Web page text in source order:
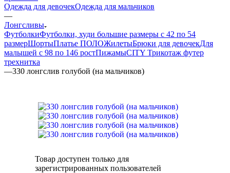
Одежда для девочекОдежда для мальчиков
—
Лонгсливы
ФутболкиФутболки, худи большие размеры с 42 по 54
размерШортыПлатье ПОЛОЖилетыБрюки для девочекДля
малышей с 98 по 146 ростПижамыCITY Трикотаж футер
трехнитка
—330 лонгслив голубой (на мальчиков)
Товар доступен только для
зарегистрированных пользователей